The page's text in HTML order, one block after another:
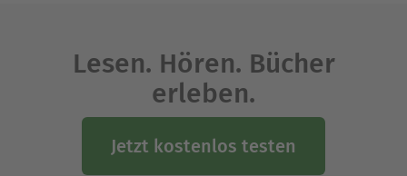
Lesen. Hören. Bücher
erleben.
Jetzt kostenlos testen